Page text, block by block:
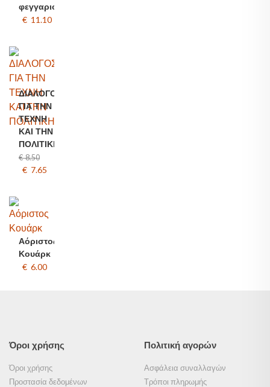
φεγγαριού
€ 11.10
ΔΙΑΛΟΓΟΣ
ΓΙΑ ΤΗΝ
ΤΕΧΝΗ
ΚΑΙ ΤΗΝ
ΠΟΛΙΤΙΚΗ
€ 8.50
€ 7.65
Αόριστος
Κουάρκ
€ 6.00
Όροι χρήσης
Όροι χρήσης
Προστασία δεδομένων
Πολιτική αγορών
Ασφάλεια συναλλαγών
Τρόποι πληρωμής